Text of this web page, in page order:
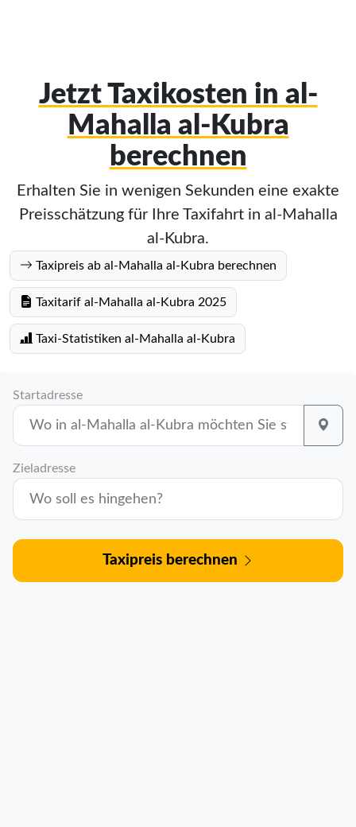
Jetzt Taxikosten in al-
Mahalla al-Kubra
berechnen
Erhalten Sie in wenigen Sekunden eine exakte
Preisschätzung für Ihre Taxifahrt in al-Mahalla
al-Kubra.
Taxipreis ab al-Mahalla al-Kubra berechnen
Taxitarif al-Mahalla al-Kubra 2025
Taxi-Statistiken al-Mahalla al-Kubra
Startadresse
Zieladresse
Taxipreis berechnen